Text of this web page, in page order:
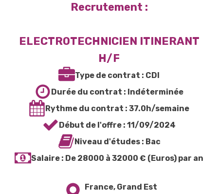
Recrutement :
ELECTROTECHNICIEN ITINERANT
H/F
Type de contrat : CDI
Durée du contrat : Indéterminée
Rythme du contrat : 37.0h/semaine
Début de l'offre : 11/09/2024
Niveau d'études : Bac
Salaire : De 28000 à 32000 € (Euros) par an
France, Grand Est